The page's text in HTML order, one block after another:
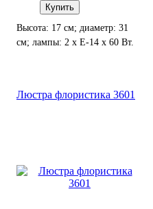
Купить
Высота: 17 см; диаметр: 31
см; лампы: 2 х Е-14 х 60 Вт.
Люстра флористика 3601